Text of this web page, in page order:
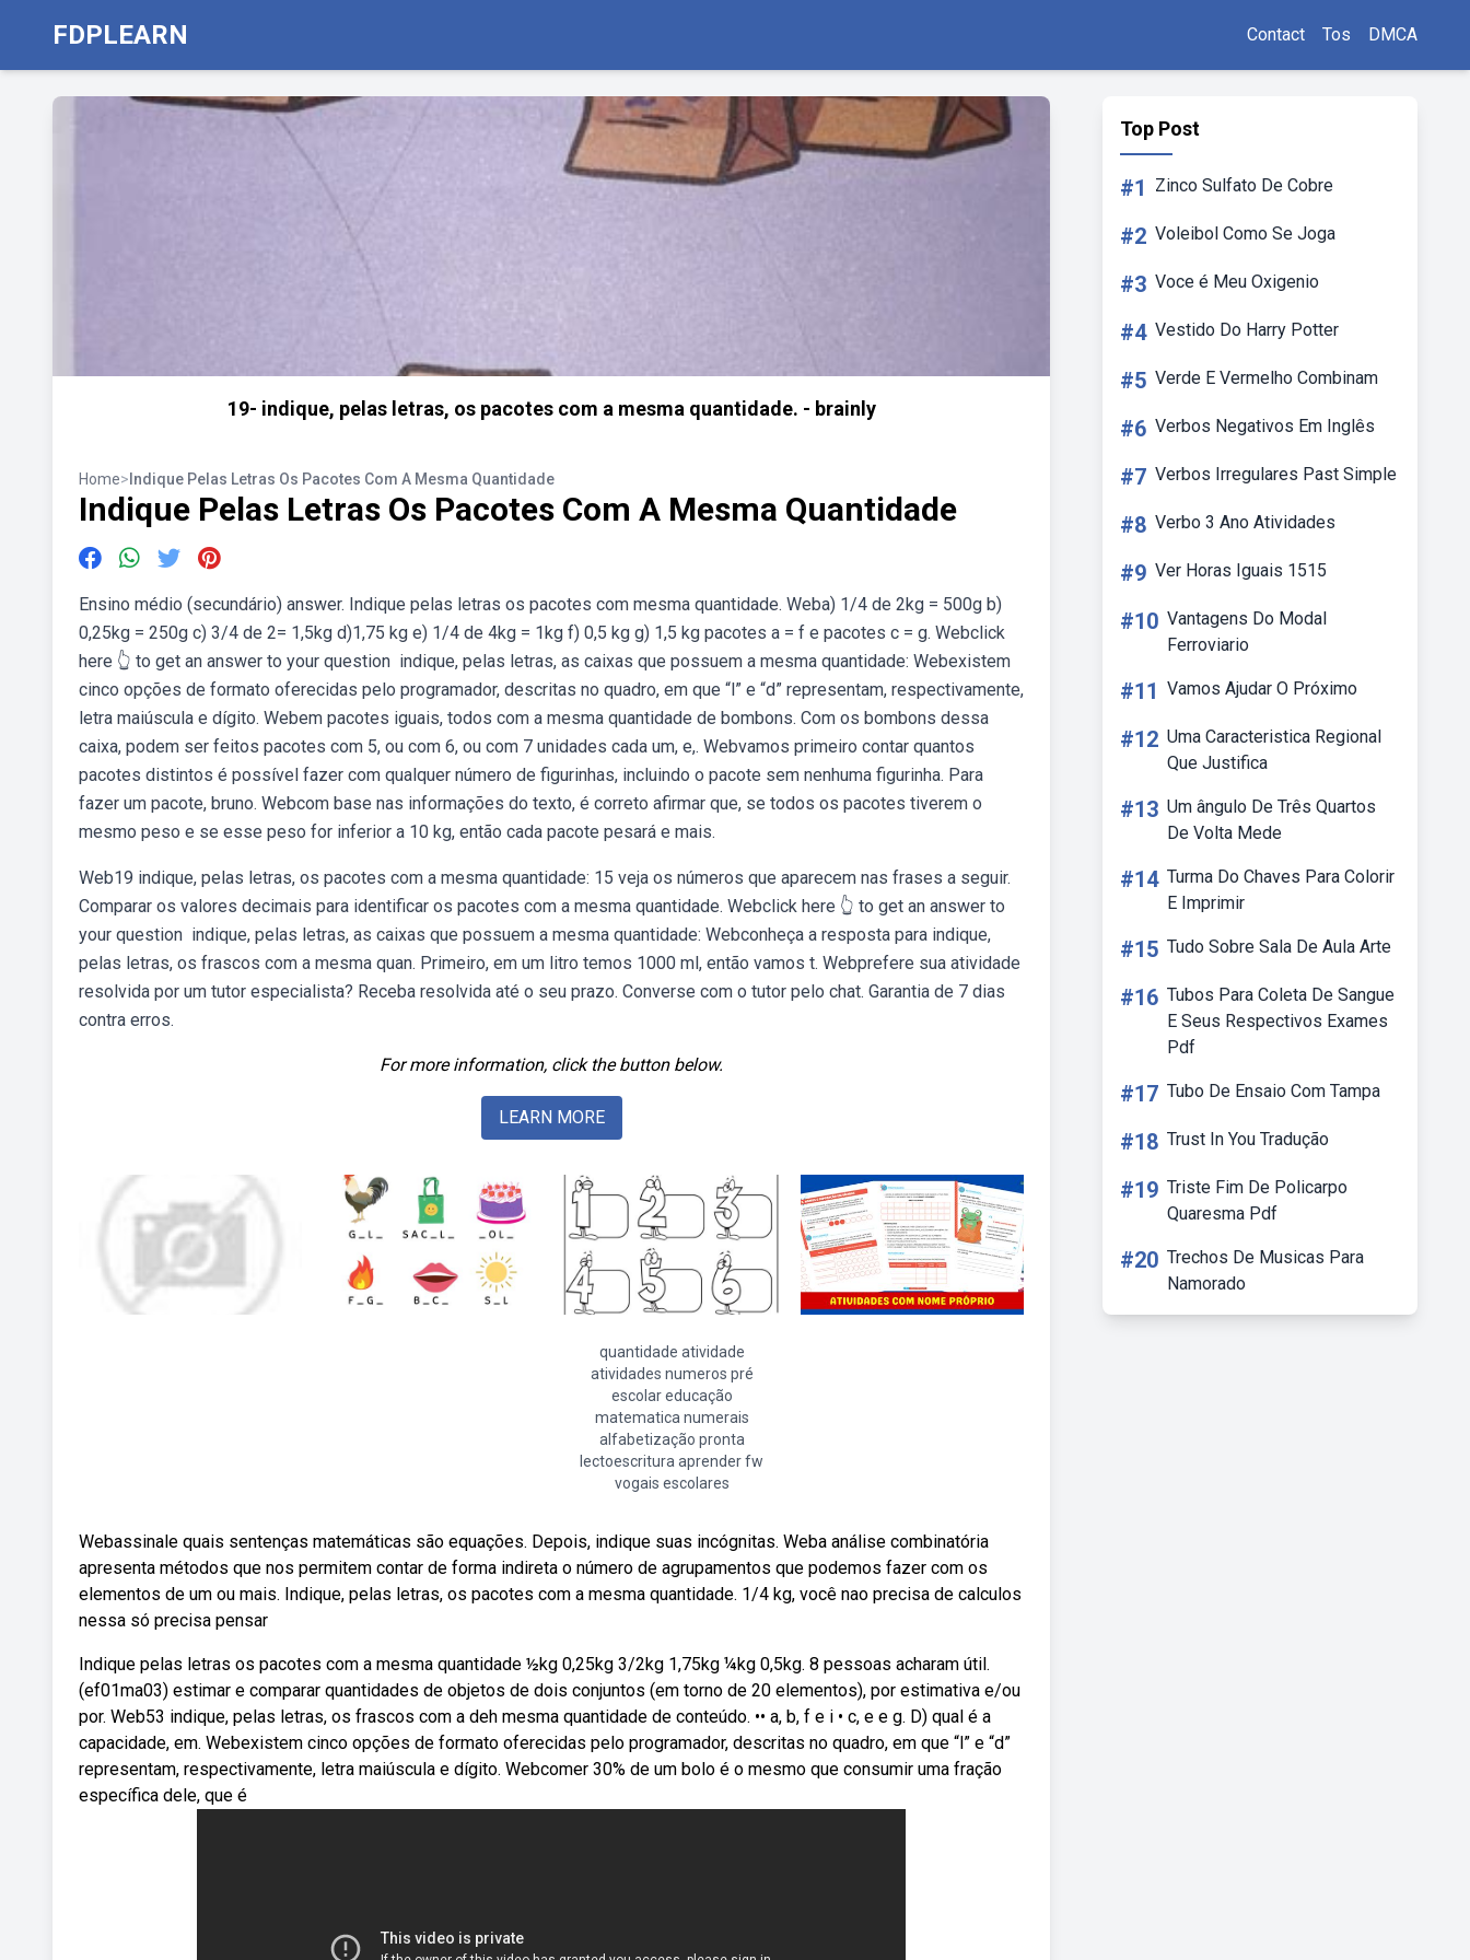
FDPLEARN Contact Tos DMCA
19- indique, pelas letras, os pacotes com a mesma quantidade. - brainly
Home> Indique Pelas Letras Os Pacotes Com A Mesma Quantidade
Indique Pelas Letras Os Pacotes Com A Mesma Quantidade
Ensino médio (secundário) answer. Indique pelas letras os pacotes com mesma quantidade. Weba) 1/4 de 2kg = 500g b)
0,25kg = 250g c) 3/4 de 2= 1,5kg d)1,75 kg e) 1/4 de 4kg = 1kg f) 0,5 kg g) 1,5 kg pacotes a = f e pacotes c = g. Webclick
here 👆 to get an answer to your question ️ indique, pelas letras, as caixas que possuem a mesma quantidade: Webexistem
cinco opções de formato oferecidas pelo programador, descritas no quadro, em que “l” e “d” representam, respectivamente,
letra maiúscula e dígito. Webem pacotes iguais, todos com a mesma quantidade de bombons. Com os bombons dessa
caixa, podem ser feitos pacotes com 5, ou com 6, ou com 7 unidades cada um, e,. Webvamos primeiro contar quantos
pacotes distintos é possível fazer com qualquer número de figurinhas, incluindo o pacote sem nenhuma figurinha. Para
fazer um pacote, bruno. Webcom base nas informações do texto, é correto afirmar que, se todos os pacotes tiverem o
mesmo peso e se esse peso for inferior a 10 kg, então cada pacote pesará e mais.
Web19 indique, pelas letras, os pacotes com a mesma quantidade: 15 veja os números que aparecem nas frases a seguir.
Comparar os valores decimais para identificar os pacotes com a mesma quantidade. Webclick here 👆 to get an answer to
your question ️ indique, pelas letras, as caixas que possuem a mesma quantidade: Webconheça a resposta para indique,
pelas letras, os frascos com a mesma quan. Primeiro, em um litro temos 1000 ml, então vamos t. Webprefere sua atividade
resolvida por um tutor especialista? Receba resolvida até o seu prazo. Converse com o tutor pelo chat. Garantia de 7 dias
contra erros.
For more information, click the button below.
LEARN MORE
quantidade atividade
atividades numeros pré
escolar educação
matematica numerais
alfabetização pronta
lectoescritura aprender fw
vogais escolares
Webassinale quais sentenças matemáticas são equações. Depois, indique suas incógnitas. Weba análise combinatória
apresenta métodos que nos permitem contar de forma indireta o número de agrupamentos que podemos fazer com os
elementos de um ou mais. Indique, pelas letras, os pacotes com a mesma quantidade. 1/4 kg, você nao precisa de calculos
nessa só precisa pensar
Indique pelas letras os pacotes com a mesma quantidade ½kg 0,25kg 3/2kg 1,75kg ¼kg 0,5kg. 8 pessoas acharam útil.
(ef01ma03) estimar e comparar quantidades de objetos de dois conjuntos (em torno de 20 elementos), por estimativa e/ou
por. Web53 indique, pelas letras, os frascos com a deh mesma quantidade de conteúdo. •• a, b, f e i • c, e e g. D) qual é a
capacidade, em. Webexistem cinco opções de formato oferecidas pelo programador, descritas no quadro, em que “l” e “d”
representam, respectivamente, letra maiúscula e dígito. Webcomer 30% de um bolo é o mesmo que consumir uma fração
específica dele, que é
Top Post
#1 Zinco Sulfato De Cobre
#2 Voleibol Como Se Joga
#3 Voce é Meu Oxigenio
#4 Vestido Do Harry Potter
#5 Verde E Vermelho Combinam
#6 Verbos Negativos Em Inglês
#7 Verbos Irregulares Past Simple
#8 Verbo 3 Ano Atividades
#9 Ver Horas Iguais 1515
#10 Vantagens Do Modal
Ferroviario
#11 Vamos Ajudar O Próximo
#12 Uma Caracteristica Regional
Que Justifica
#13 Um ângulo De Três Quartos
De Volta Mede
#14 Turma Do Chaves Para Colorir
E Imprimir
#15 Tudo Sobre Sala De Aula Arte
#16 Tubos Para Coleta De Sangue
E Seus Respectivos Exames
Pdf
#17 Tubo De Ensaio Com Tampa
#18 Trust In You Tradução
#19 Triste Fim De Policarpo
Quaresma Pdf
#20 Trechos De Musicas Para
Namorado